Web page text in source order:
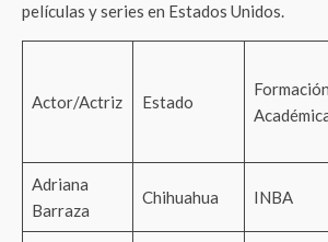
películas y series en Estados Unidos.
Actor/Actriz Estado
Formación
Adriana
Barraza
Chihuahua INBA